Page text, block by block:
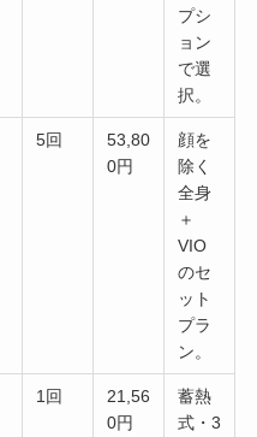
プシ
ョン
で選
択。
5回
53,80
0円
顔を
除く
全身
＋
VIO
のセ
ット
プラ
ン。
1回
21,56
0円
蓄熱
式・3